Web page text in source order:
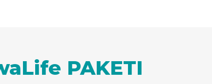
PAKETI